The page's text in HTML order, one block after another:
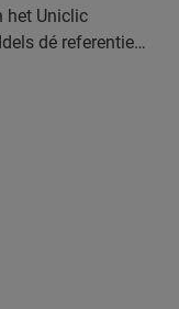
het Uniclic
dé referentie
het